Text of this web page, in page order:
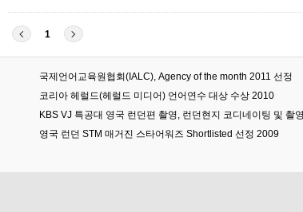
1
국제언어교육원협회(IALC), Agency of the month 2011 선정
코리아 헤럴드(헤럴드 미디어) 언어연수 대상 수상 2010
KBS VJ 특공대 영국 런던편 촬영, 런던현지 코디네이팅 및 촬
영국 런던 STM 매거진 스타어워즈 Shortlisted 선정 2009